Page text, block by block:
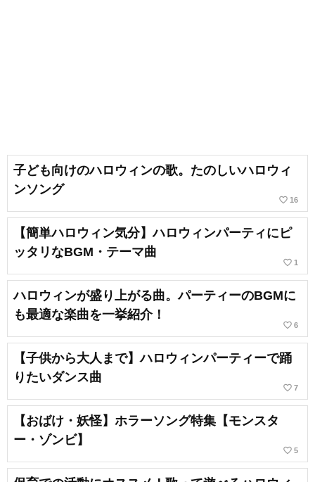
子ども向けのハロウィンの歌。たのしいハロウィ
ンソング
favorite_border 16
【簡単ハロウィン気分】ハロウィンパーティにピ
ッタリなBGM・テーマ曲
favorite_border 1
ハロウィンが盛り上がる曲。パーティーのBGMに
も最適な楽曲を一挙紹介！
favorite_border 6
【子供から大人まで】ハロウィンパーティーで踊
りたいダンス曲
favorite_border 7
【おばけ・妖怪】ホラーソング特集【モンスタ
ー・ゾンビ】
favorite_border 5